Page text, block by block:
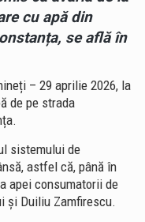
cu apă din
se află în
– 29 aprilie 2026, la
de pe strada
sistemului de
astfel că, până în
apei consumatorii de
și Duiliu Zamfirescu.